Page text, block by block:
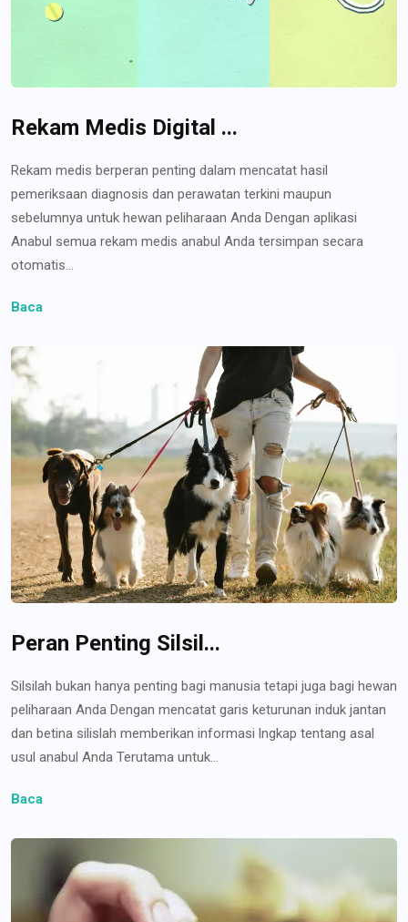
Rekam Medis Digital ...
Rekam medis berperan penting dalam mencatat hasil
pemeriksaan diagnosis dan perawatan terkini maupun
sebelumnya untuk hewan peliharaan Anda Dengan aplikasi
Anabul semua rekam medis anabul Anda tersimpan secara
otomatis...
Baca
Peran Penting Silsil...
Silsilah bukan hanya penting bagi manusia tetapi juga bagi hewan
peliharaan Anda Dengan mencatat garis keturunan induk jantan
dan betina silislah memberikan informasi lngkap tentang asal
usul anabul Anda Terutama untuk...
Baca